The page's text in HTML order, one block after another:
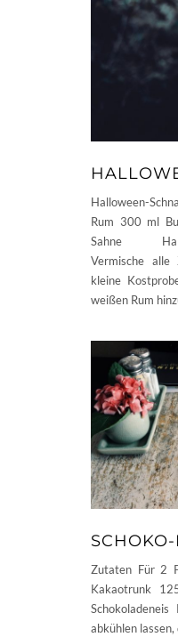
Halloween-
Rum 300 ml
Sahne
Vermische alle
kleine
weißen Rum
Zutaten Für 2
Kakaotrunk
abkühlen